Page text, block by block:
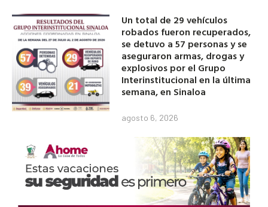
Un total de 29 vehículos
robados fueron recuperados,
se detuvo a 57 personas y se
aseguraron armas, drogas y
explosivos por el Grupo
Interinstitucional en la última
semana, en Sinaloa
agosto 6, 2026